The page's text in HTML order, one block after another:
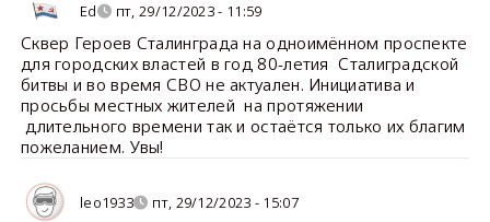
Ed пт, 29/12/2023 - 11:59
Сквер Героев Сталинграда на одноимённом проспекте
для городских властей в год 80-летия Сталиградской
битвы и во время СВО не актуален. Инициатива и
просьбы местных жителей на протяжении
длительного времени так и остаётся только их благим
пожеланием. Увы!
leo1933 пт, 29/12/2023 - 15:07